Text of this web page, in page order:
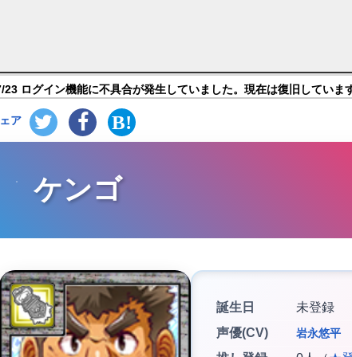
ーズ】キャラ紹介
23 ログイン機能に不具合が発生していました。現在は復旧していま
ア
ケンゴ
誕生日
未登録
声優(CV)
岩永悠平